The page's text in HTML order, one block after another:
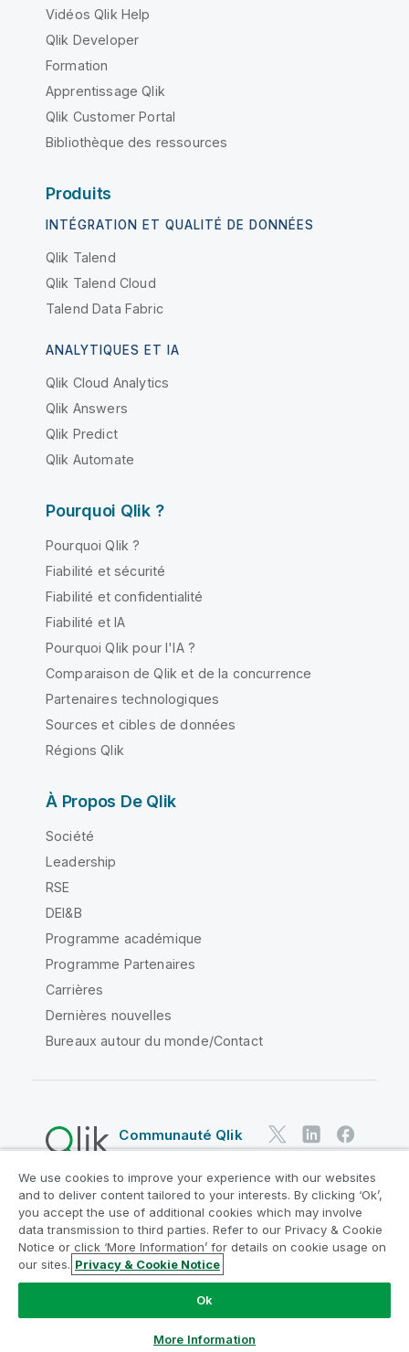
Vidéos Qlik Help
Qlik Developer
Formation
Apprentissage Qlik
Qlik Customer Portal
Bibliothèque des ressources
Produits
INTÉGRATION ET QUALITÉ DE DONNÉES
Qlik Talend
Qlik Talend Cloud
Talend Data Fabric
ANALYTIQUES ET IA
Qlik Cloud Analytics
Qlik Answers
Qlik Predict
Qlik Automate
Pourquoi Qlik ?
Pourquoi Qlik ?
Fiabilité et sécurité
Fiabilité et confidentialité
Fiabilité et IA
Pourquoi Qlik pour l'IA ?
Comparaison de Qlik et de la concurrence
Partenaires technologiques
Sources et cibles de données
Régions Qlik
À Propos De Qlik
Société
Leadership
RSE
DEI&B
Programme académique
Programme Partenaires
Carrières
Dernières nouvelles
Bureaux autour du monde/Contact
Communauté Qlik
Contrats juridiques
Conditions d'utilisation des produits
Legal Policies
Conditions légales
Conditions d'utilisation
Marques
Do Not Share My Info
Copyright © 1993-2026 QlikTech International AB. Tous
We use cookies to improve your experience with our websites
and to deliver content tailored to your interests. By clicking ‘Ok’,
you accept the use of additional cookies which may involve
data transmission to third parties. Refer to our Privacy & Cookie
Notice or click ‘More Information’ for details on cookie usage on
our sites. Privacy & Cookie Notice
Ok
More Information